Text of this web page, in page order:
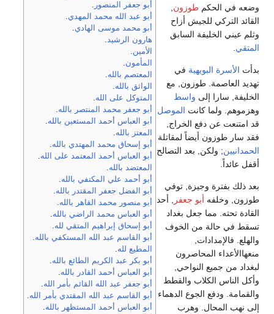
أبو جعفر المنصور .
أبو عبد الله محمد المهدي.
أبو محمد موسى الهادي.
هارون الرشيد.
الأمين.
المأمون.
المعتصم بالله.
الواثق بالله.
المتوكل على الله.
أبو جعفر محمد المنتصر بالله.
أبو العباس أحمد المستعين بالله.
المعتز بالله.
أبو إسحاق محمد المهتدي بالله.
أبو العباس أحمد المعتمد على الله.
المعتضد بالله.
أبو أحمد علي المكتفي بالله.
أبو الفضل جعفر المقتدر بالله.
أبو منصور محمد القاهر بالله.
أبو العباس محمد الراضي بالله.
أبو إسحاق إبراهيم المتقي لله.
أبو القاسم عبد الله المستكفي بالله.
المطيع لله.
أبو بكر عبد الكريم الطائع بالله.
أبو العباس أحمد القادر بالله.
أبو جعفر عبد الله القائم بأمر الله.
أبو القاسم عبد الله المقتدي بأمر الله.
أبو العباس أحمد المستظهر بالله.
وضعه في الحكم طوزون,
القائد التركي للجيش أزاح
وثلم عيني الخليفة السابق
المتقي.
بدأت الأسرة البويهية في
تهديد العاصمة. طوزون, مع
الخليفة, سارا إلى واسط
وهزموهم. ولما كانت الموصل
قد امتنعت عن دفع الخراج,
فقد سار طوزون أيضاً لمقاتلة
الحمدانيين; ولكن, بعد التصالح
أقفل عائداً.
بعد ذلك بفترة وجيزة, توفي
طوزون, وخلفه أبو جعفر , أحد
القادة تحته. مما جعل بغداد
تسقط في حالة من الخوف
والهلع. فالإمدادات,
منعهاالأعداء المحاصرون
لبغداد من جميع النواحي,
وأكل الناس الكلاب والقطط
والقمامة. ودفع الجوع الدهماء
إلى نهب المحال. وهرب